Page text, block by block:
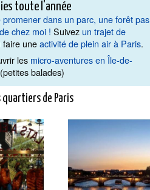
toute l'année
promener dans un parc, une forêt pas
chez moi ! Suivez un trajet de
faire uneactivité de plein air à Paris.
les micro-aventures en Île-de-
balades)
quartiers de Paris